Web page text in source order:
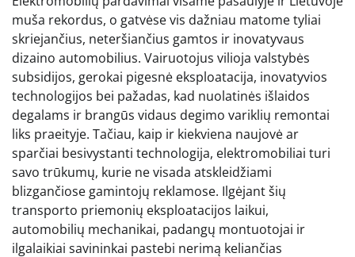
muša rekordus, o gatvėse vis dažniau matome tyliai
skriejančius, neteršiančius gamtos ir inovatyvaus
dizaino automobilius. Vairuotojus vilioja valstybės
subsidijos, gerokai pigesnė eksploatacija, inovatyvios
technologijos bei pažadas, kad nuolatinės išlaidos
degalams ir brangūs vidaus degimo variklių remontai
liks praeityje. Tačiau, kaip ir kiekviena naujovė ar
sparčiai besivystanti technologija, elektromobiliai turi
savo trūkumų, kurie ne visada atskleidžiami
blizgančiose gamintojų reklamose. Ilgėjant šių
transporto priemonių eksploatacijos laikui,
automobilių mechanikai, padangų montuotojai ir
ilgalaikiai savininkai pastebi nerimą keliančias